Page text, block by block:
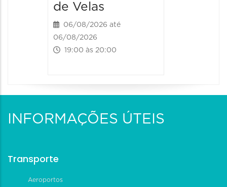
de Velas
06/08/2026 até
06/08/2026
19:00 às 20:00
INFORMAÇÕES ÚTEIS
Transporte
Aeroportos